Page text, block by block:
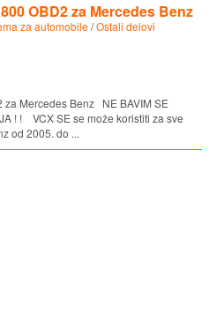
OBD2 za Mercedes Benz
za automobile/Ostali delovi
za Mercedes Benz NE BAVIM SE
! ! VCX SE se može koristiti za sve
od 2005. do ...